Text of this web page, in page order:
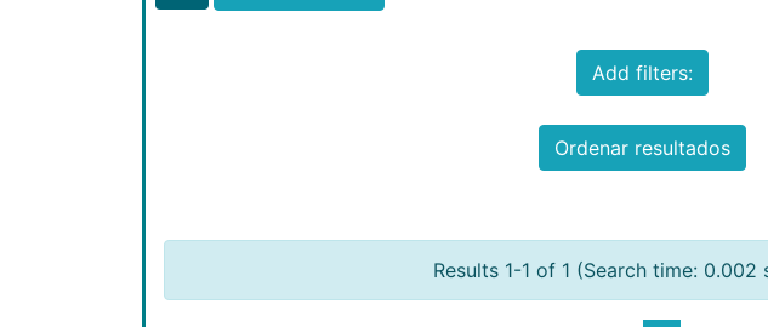
Add filters:
Ordenar resultados
Results 1-1 of 1 (Search time: 0.002